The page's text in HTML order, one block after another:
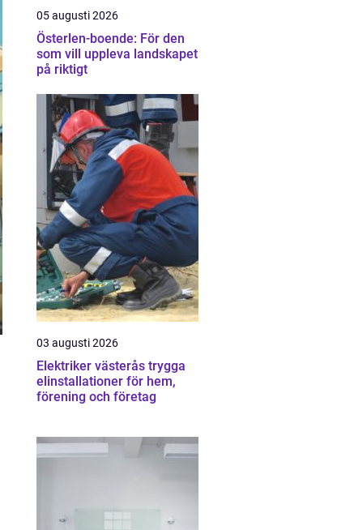
05 augusti 2026
Österlen-boende: För den
som vill uppleva landskapet
på riktigt
03 augusti 2026
Elektriker västerås trygga
elinstallationer för hem,
förening och företag